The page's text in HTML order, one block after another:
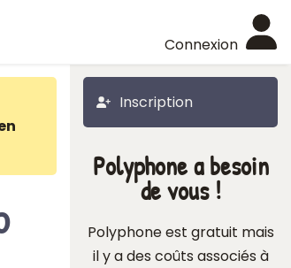
Connexion
Inscription
Polyphone a besoin
de vous !
Polyphone est gratuit mais
il y a des coûts associés à